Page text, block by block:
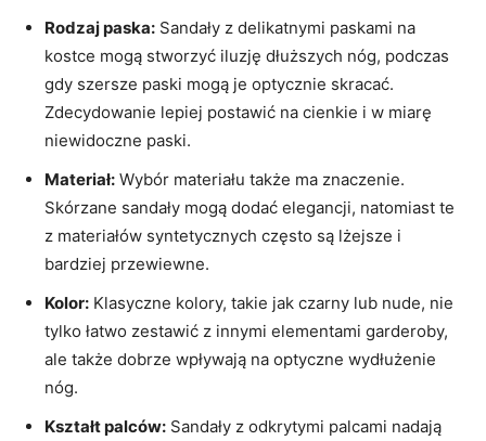
Rodzaj paska: Sandały z delikatnymi paskami na
kostce mogą stworzyć iluzję dłuższych nóg, podczas
gdy szersze paski mogą je optycznie skracać.
Zdecydowanie lepiej postawić na cienkie i w miarę
niewidoczne paski.
Materiał: Wybór materiału także ma znaczenie.
Skórzane sandały mogą dodać elegancji, natomiast te
z materiałów syntetycznych często są lżejsze i
bardziej przewiewne.
Kolor: Klasyczne kolory, takie jak czarny lub nude, nie
tylko łatwo zestawić z innymi elementami garderoby,
ale także dobrze wpływają na optyczne wydłużenie
nóg.
Kształt palców: Sandały z odkrytymi palcami nadają